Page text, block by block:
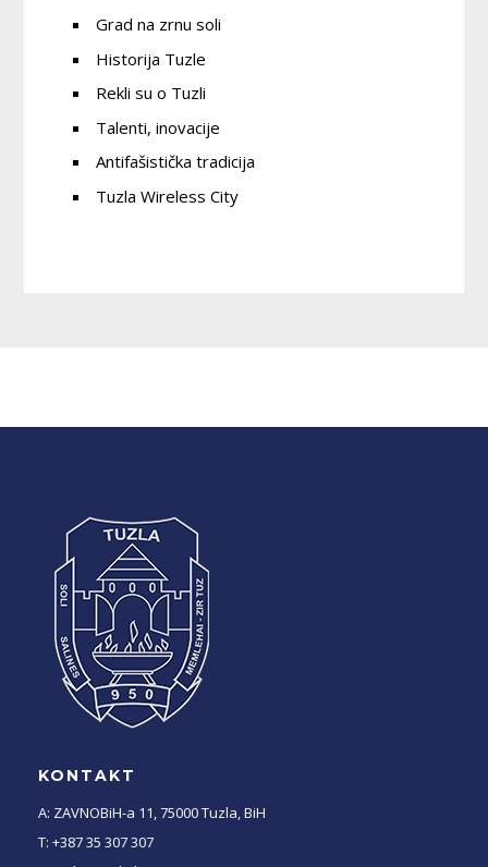
Grad na zrnu soli
Historija Tuzle
Rekli su o Tuzli
Talenti, inovacije
Antifašistička tradicija
Tuzla Wireless City
KONTAKT
A: ZAVNOBiH-a 11, 75000 Tuzla, BiH
T: +387 35 307 307